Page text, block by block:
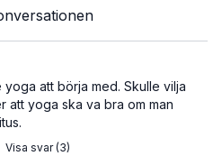
CHECK OUT. Vill
Kolla in vår serie med sju
and Shine
att börja med. Skulle vilja
att yoga ska va bra om man
Visa svar (3)